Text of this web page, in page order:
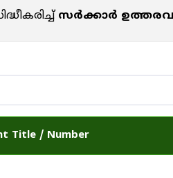
സർക്കാർ
Title / Number